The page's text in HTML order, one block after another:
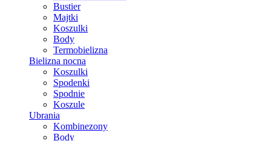
Bustier
Majtki
Koszulki
Body
Termobielizna
Bielizna nocna
Koszulki
Spodenki
Spodnie
Koszule
Ubrania
Kombinezony
Body